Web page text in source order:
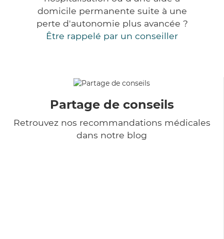
domicile permanente suite à une
perte d'autonomie plus avancée ?
Être rappelé par un conseiller
Partage de conseils
Retrouvez nos recommandations médicales
dans notre blog